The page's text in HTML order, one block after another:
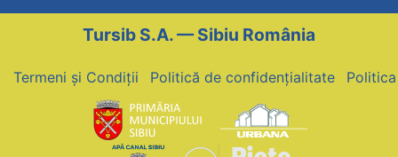
Tursib S.A. — Sibiu România
Termeni și Condiții Politică de confidențialitate